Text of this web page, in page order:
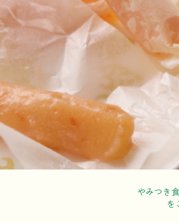
やみつき
を